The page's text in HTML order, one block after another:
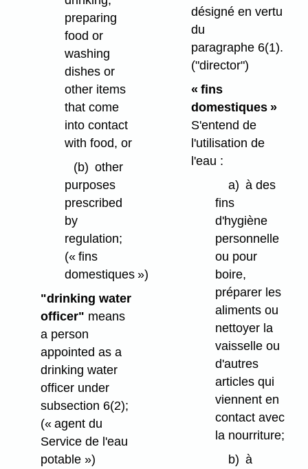
preparing
food or
washing
dishes or
other items
that come
into contact
with food, or
(b) other
purposes
prescribed
by
regulation;
(« fins
domestiques »)
"drinking water
officer" means
a person
appointed as a
drinking water
officer under
subsection 6(2);
(« agent du
Service de l'eau
potable »)
désigné en vertu
du
paragraphe 6(1).
("director")
« fins
domestiques »
S'entend de
l'utilisation de
l'eau :
a) à des
fins
d'hygiène
personnelle
ou pour
boire,
préparer les
aliments ou
nettoyer la
vaisselle ou
d'autres
articles qui
viennent en
contact avec
la nourriture;
b) à